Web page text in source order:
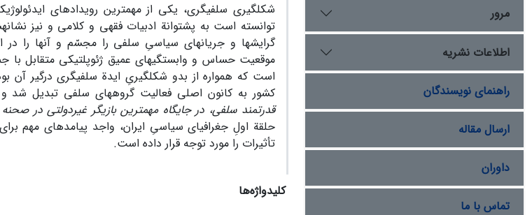
شکل‏گیری سلفی‏گری، یکی از مهم‏ترین رویدادهای
توانسته است به پشتوانة ادبیات فقهی و کلامی و نیز
گرایش‏ها و جریان‏های سیاسیِ سلفی را مجسّم و آنها را در
موقعیت حساس و وابستگی‏های عمیق ژئوپلتیکی متقابل با
است که همواره از بدو شکل‏گیریِ ایدة سلفی‏گری درگیر آن
کشور به کانون اصلی فعالیت گروه‏های سلفی تبدیل شد و
قدرتمند سلفی‏، در جایگاه مهمترین بازیگر غیردولتی در
حلقة اولِ جغرافیای سیاسیِ ایران، واجد پیامدهای مهم
تأثیرات را مورد توجه قرار داده است.
کلیدواژه‌ها
مرور
اطلاعات نشریه
راهنمای نویسندگان
ارسال مقاله
داوران
تماس با ما